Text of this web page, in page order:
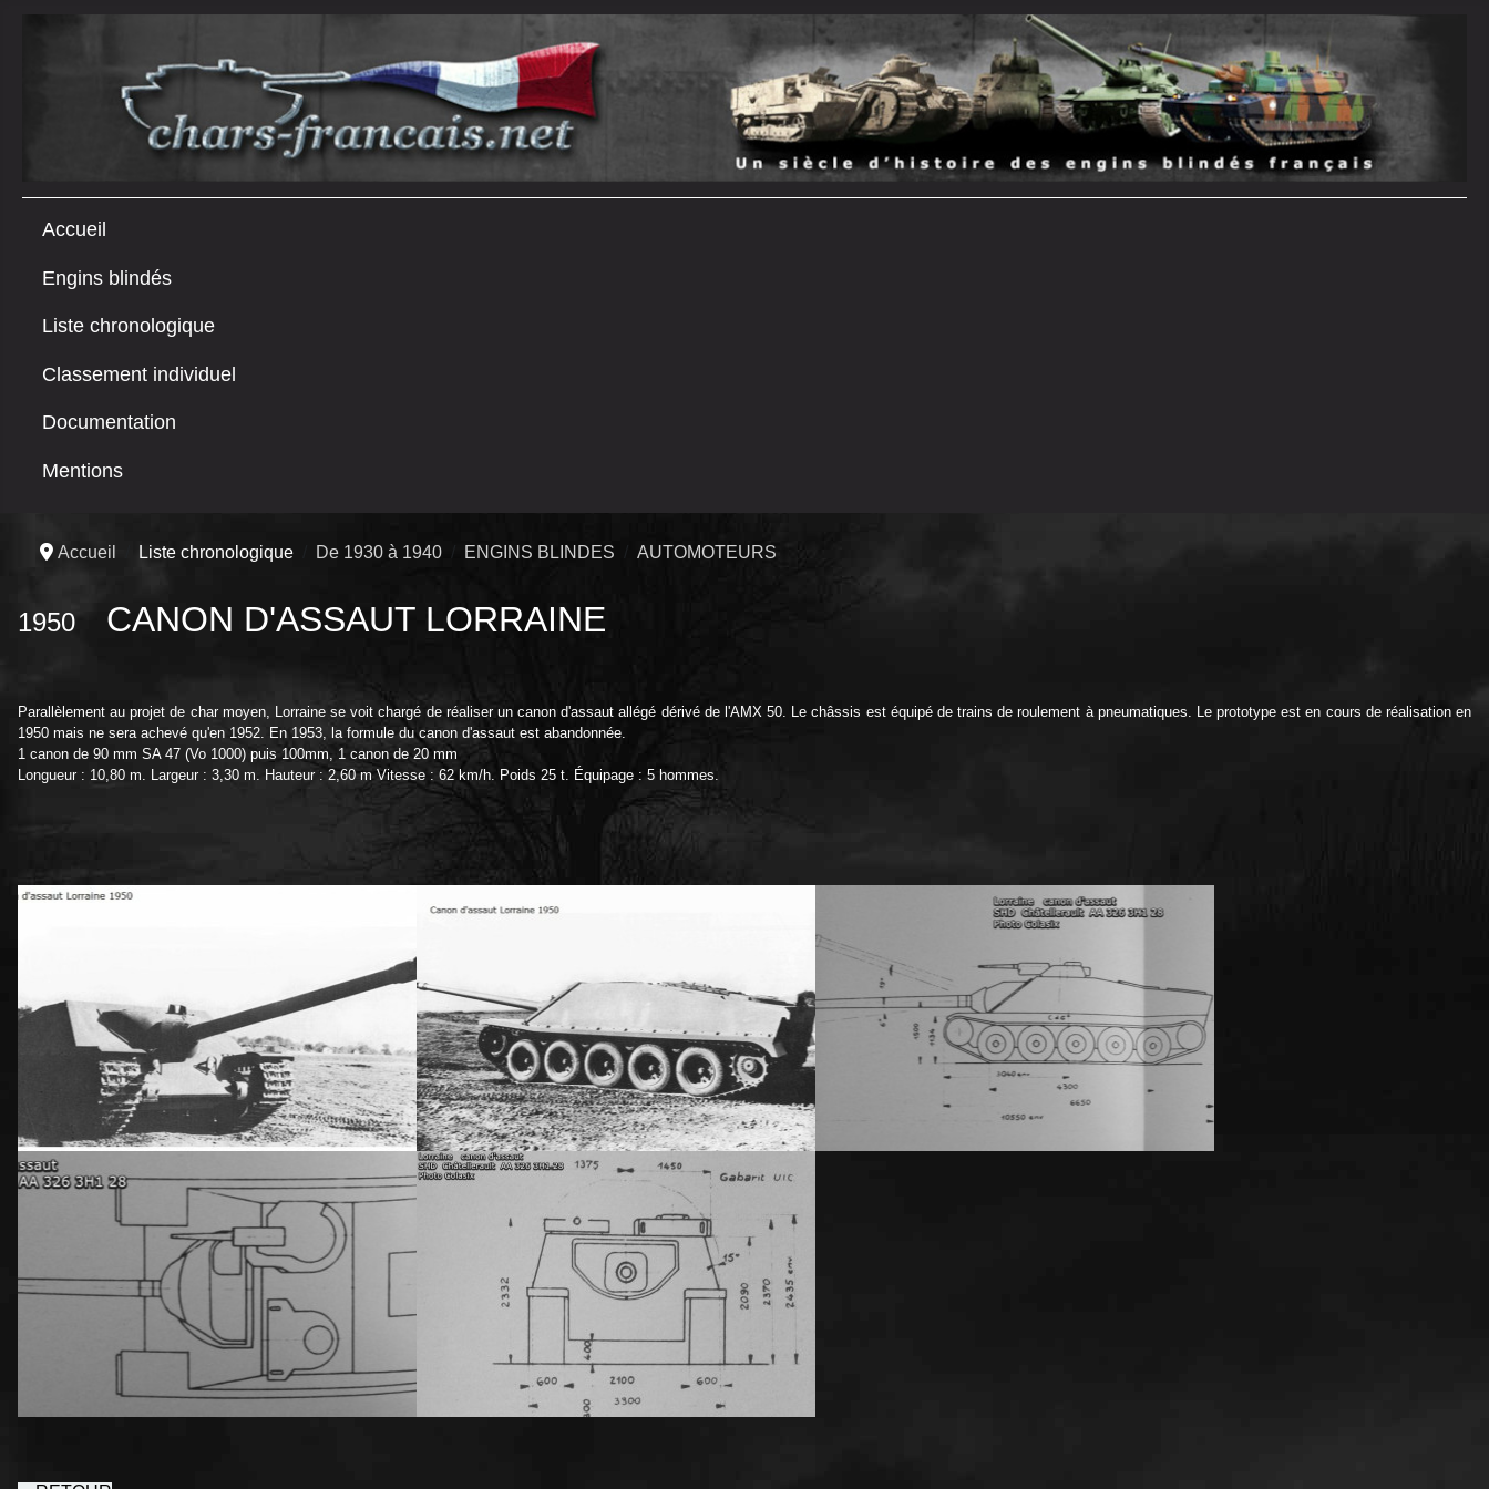
Accueil
Engins blindés
Liste chronologique
Classement individuel
Documentation
Mentions
Accueil Liste chronologique De 1930 à 1940 ENGINS BLINDES AUTOMOTEURS
1950 CANON D'ASSAUT LORRAINE
Parallèlement au projet de char moyen, Lorraine se voit chargé de réaliser un canon d'assaut allégé dérivé de l'AMX 50. Le châssis est équipé de trains de roulement à pneumatiques. Le prototype est en cours de réalisation en
1950 mais ne sera achevé qu'en 1952. En 1953, la formule du canon d'assaut est abandonnée.
1 canon de 90 mm SA 47 (Vo 1000) puis 100mm, 1 canon de 20 mm
Longueur : 10,80 m. Largeur : 3,30 m. Hauteur : 2,60 m Vitesse : 62 km/h. Poids 25 t. Équipage : 5 hommes.